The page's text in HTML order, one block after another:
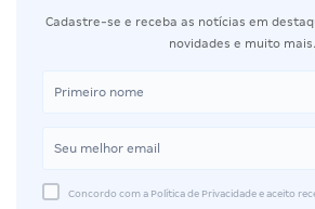
Cadastre-se e receba as notícias em
novidades e muito mais.
Concordo com a Política de Privacidade e aceito